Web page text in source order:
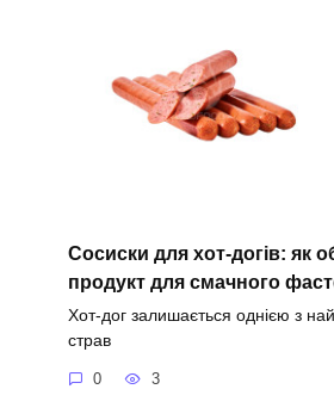
Сосиски для хот-догів: як
продукт для смачного
Хот-дог залишається однією з
страв
0 3